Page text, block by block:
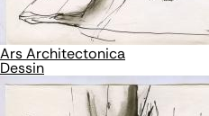
Ars Architectonica
Dessin